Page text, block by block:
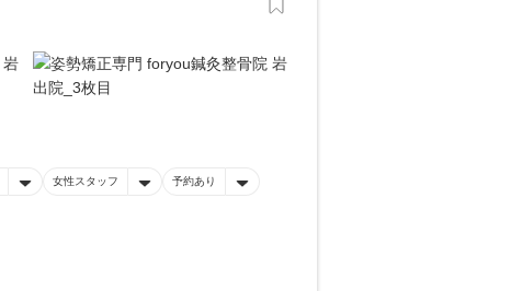
女性スタッフ 予約あり